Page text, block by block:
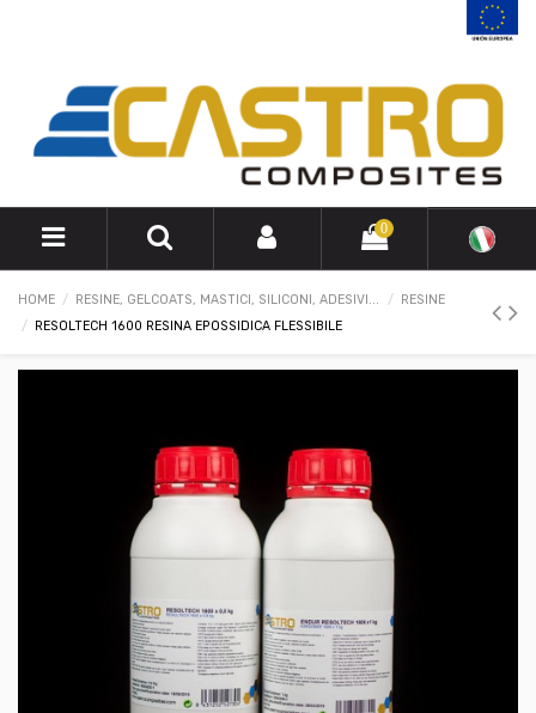
0
HOME RESINE, GELCOATS, MASTICI, SILICONI, ADESIVI...
RESINE
RESOLTECH 1600 RESINA EPOSSIDICA FLESSIBILE